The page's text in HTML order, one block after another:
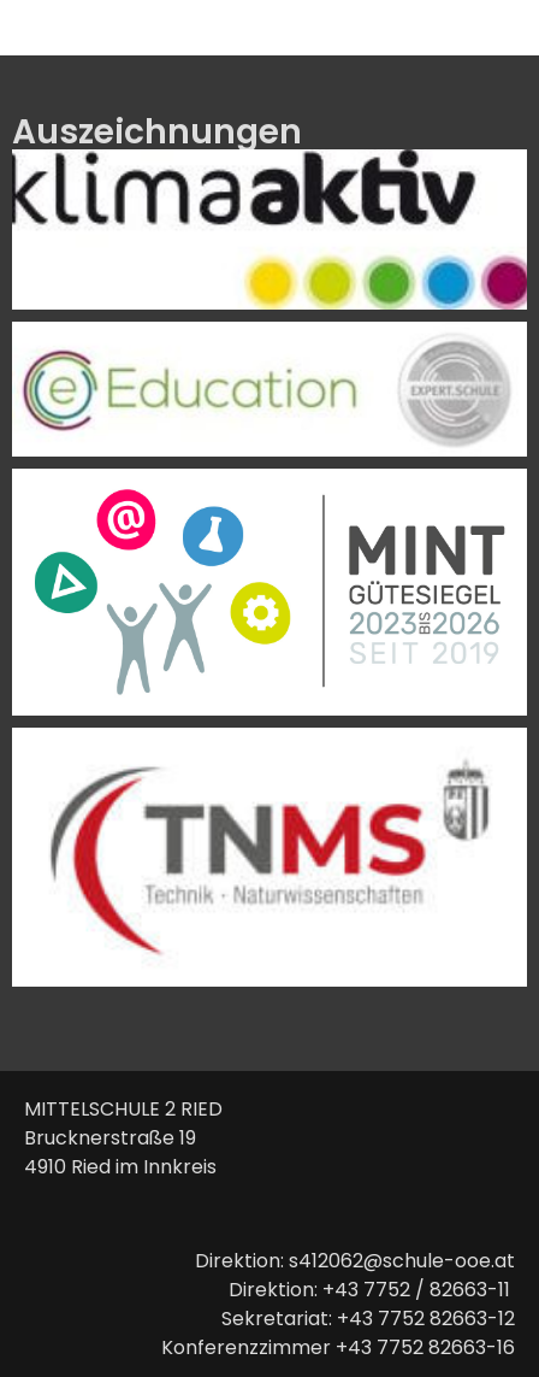
Auszeichnungen
MITTELSCHULE 2 RIED
Brucknerstraße 19
4910 Ried im Innkreis
Direktion: s412062@schule-ooe.at
Direktion: +43 7752 / 82663-11
Sekretariat: +43 7752 82663-12
Konferenzzimmer +43 7752 82663-16